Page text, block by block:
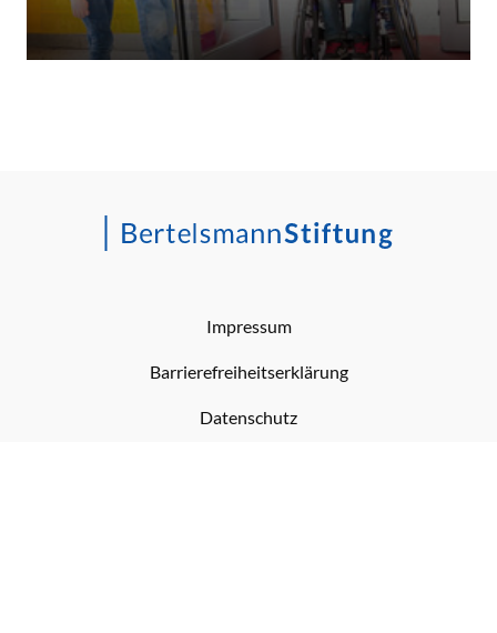
Impressum
Barrierefreiheitserklärung
Datenschutz